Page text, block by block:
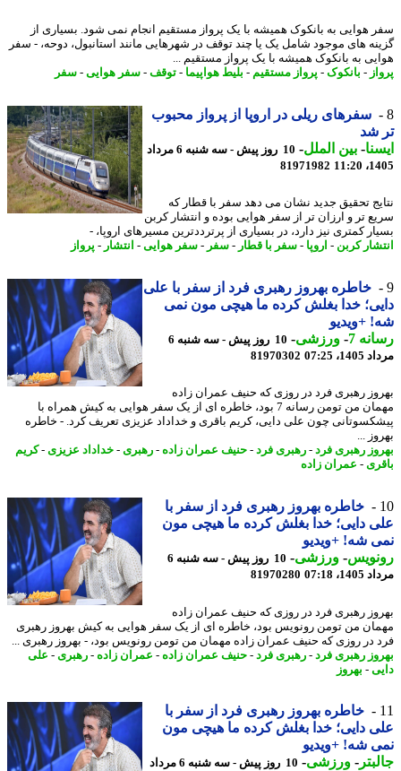
هوایی به بانکوک همیشه با یک پرواز مستقیم انجام نمی شود. بسیاری از
های موجود شامل یک یا چند توقف در شهرهایی مانند استانبول، دوحه، - سفر
به بانکوک همیشه با یک پرواز مستقیم ...
-بانکوک-پرواز مستقیم-بلیط هواپیما -توقف-سفر هوایی- سفر
سفرهای ریلی در اروپا از پرواز محبوب
-بین الملل-
10 روز پیش - سه شنبه 6 مرداد
81971982
تحقیق جدید نشان می دهد سفر با قطار که
تر و ارزان تر از سفر هوایی بوده و انتشار کربن
کمتری نیز دارد، در بسیاری از پرترددترین مسیرهای اروپا، -
کربن- اروپا - سفر با قطار-سفر-سفر هوایی- انتشار-پرواز
خاطره بهروز رهبری فرد از سفر با علی
خدا بغلش کرده ما هیچی مون نمی
+ویدیو
7
-ورزشی-
10 روز پیش - سه شنبه 6
07:25
81970302
رهبری فرد در روزی که حنیف عمران زاده
مهمان من تومن رسانه 7 بود، خاطره ای از یک سفر هوایی به کیش همراه با
چون علی دایی، کریم باقری و خداداد عزیزی تعریف کرد. - خاطره
...
رهبری فرد-رهبری فرد-حنیف عمران زاده - رهبری- خداداد عزیزی - کریم
- عمران زاده
خاطره بهروز رهبری فرد از سفر با
دایی؛ خدا بغلش کرده ما هیچی مون
شه! +ویدیو
-ورزشی-
10 روز پیش - سه شنبه 6
07:18
81970280
رهبری فرد در روزی که حنیف عمران زاده
من تومن رونویس بود، خاطره ای از یک سفر هوایی به کیش بهروز رهبری
در روزی که حنیف عمران زاده مهمان من تومن رونویس بود، - بهروز رهبری ...
رهبری فرد-رهبری فرد-حنیف عمران زاده - عمران زاده - رهبری- علی
- بهروز
خاطره بهروز رهبری فرد از سفر با
دایی؛ خدا بغلش کرده ما هیچی مون
شه! +ویدیو
-ورزشی-
10 روز پیش - سه شنبه 6 مرداد